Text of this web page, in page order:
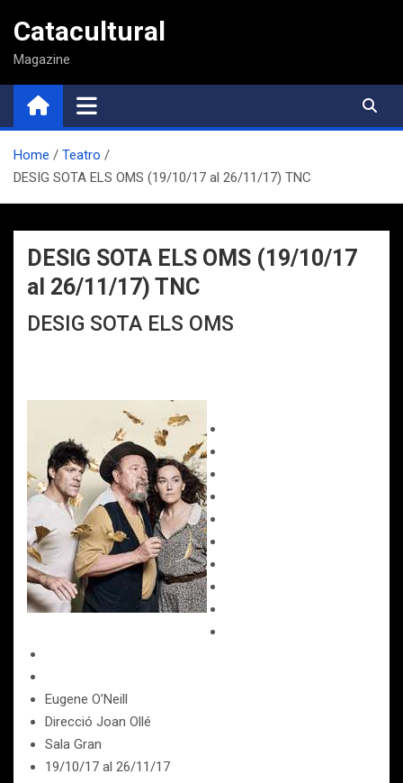
contenido
Catacultural
Magazine
Home
Teatro
DESIG SOTA ELS OMS (19/10/17 al 26/11/17) TNC
DESIG SOTA ELS OMS (19/10/17
al 26/11/17) TNC
DESIG SOTA ELS OMS
Eugene O’Neill
Direcció Joan Ollé
Sala Gran
19/10/17 al 26/11/17